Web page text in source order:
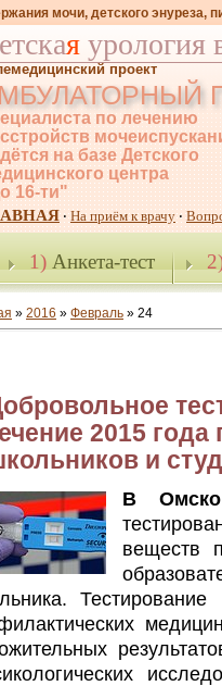
мочи, детского энуреза,
я урология
проект
по лечению
на базе Детского
центра
16-ти"
· На приём к врачу ·
1)Анкета-тест
» 2016 » Февраль » 24
2015
и
В
веществ